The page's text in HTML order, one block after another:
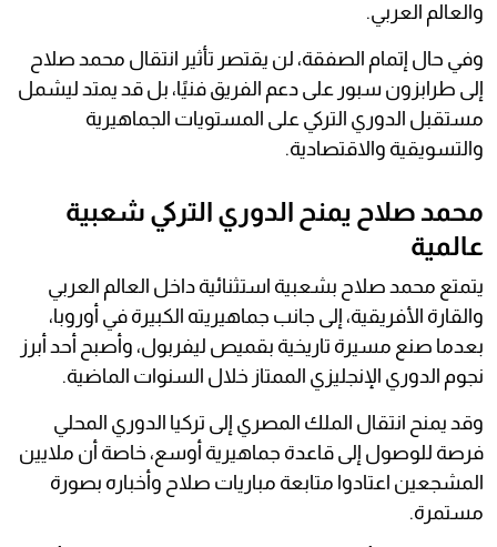
والعالم العربي.
وفي حال إتمام الصفقة، لن يقتصر تأثير انتقال محمد صلاح
إلى طرابزون سبور على دعم الفريق فنيًا، بل قد يمتد ليشمل
مستقبل الدوري التركي على المستويات الجماهيرية
والتسويقية والاقتصادية.
محمد صلاح يمنح الدوري التركي شعبية
عالمية
يتمتع محمد صلاح بشعبية استثنائية داخل العالم العربي
والقارة الأفريقية، إلى جانب جماهيريته الكبيرة في أوروبا،
بعدما صنع مسيرة تاريخية بقميص ليفربول، وأصبح أحد أبرز
نجوم الدوري الإنجليزي الممتاز خلال السنوات الماضية.
وقد يمنح انتقال الملك المصري إلى تركيا الدوري المحلي
فرصة للوصول إلى قاعدة جماهيرية أوسع، خاصة أن ملايين
المشجعين اعتادوا متابعة مباريات صلاح وأخباره بصورة
مستمرة.